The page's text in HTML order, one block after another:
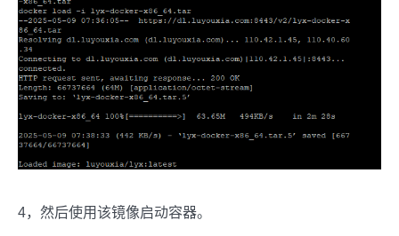
4，然后使用该镜像启动容器。